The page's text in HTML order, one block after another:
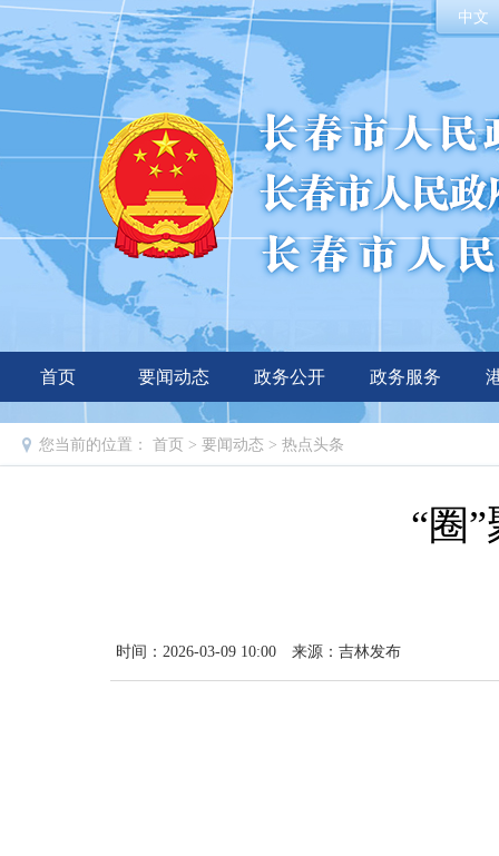
中文
首页 要闻动态 政务公开 政务服务
您当前的位置： 首页 > 要闻动态 > 热点头条
“圈
时间：2026-03-09 10:00 来源：吉林发布